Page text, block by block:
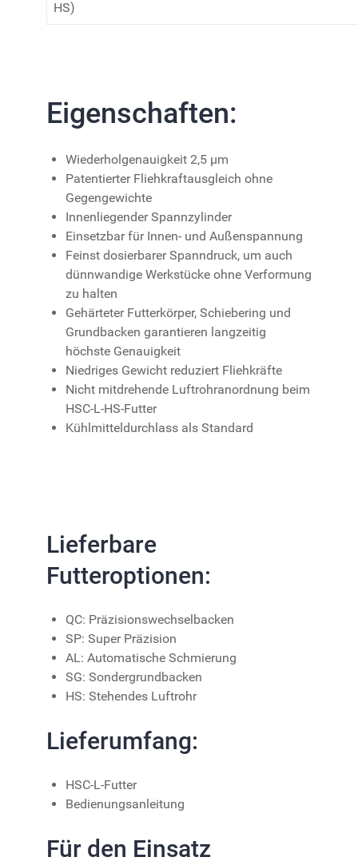
HS)
Eigenschaften:
Wiederholgenauigkeit 2,5 µm
Patentierter Fliehkraftausgleich ohne
Gegengewichte
Innenliegender Spannzylinder
Einsetzbar für Innen- und Außenspannung
Feinst dosierbarer Spanndruck, um auch
dünnwandige Werkstücke ohne Verformung
zu halten
Gehärteter Futterkörper, Schiebering und
Grundbacken garantieren langzeitig
höchste Genauigkeit
Niedriges Gewicht reduziert Fliehkräfte
Nicht mitdrehende Luftrohranordnung beim
HSC-L-HS-Futter
Kühlmitteldurchlass als Standard
Lieferbare
Futteroptionen:
QC: Präzisionswechselbacken
SP: Super Präzision
AL: Automatische Schmierung
SG: Sondergrundbacken
HS: Stehendes Luftrohr
Lieferumfang:
HSC-L-Futter
Bedienungsanleitung
Für den Einsatz